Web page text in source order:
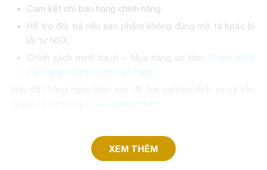
Cam kết chỉ bán hàng chính hãng.
Hỗ trợ đổi trả nếu sản phẩm không đúng mô tả hoặc bị
lỗi từ NSX.
Chính sách minh bạch – Mua hàng an tâm: Chính sách
bán hàng Chính sách bảo hành
XEM THÊM